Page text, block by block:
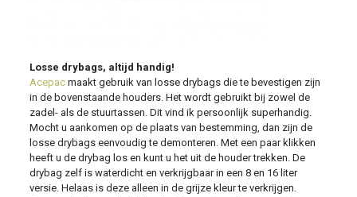
Losse drybags, altijd handig!
Acepacmaakt gebruik van losse drybags die te bevestigen zijn
in de bovenstaande houders. Het wordt gebruikt bij zowel de
zadel- als de stuurtassen. Dit vind ik persoonlijk superhandig.
Mocht u aankomen op de plaats van bestemming, dan zijn de
losse drybags eenvoudig te demonteren. Met een paar klikken
heeft u de drybag los en kunt u het uit de houder trekken. De
drybag zelf is waterdicht en verkrijgbaar in een 8 en 16 liter
versie. Helaas is deze alleen in de grijze kleur te verkrijgen.